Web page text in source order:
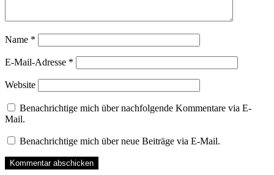
Name *
E-Mail-Adresse *
Website
Benachrichtige mich über nachfolgende Kommentare via E-
Mail.
Benachrichtige mich über neue Beiträge via E-Mail.